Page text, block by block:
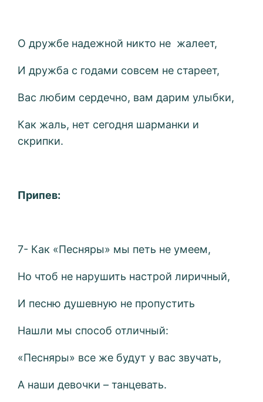
О дружбе надежной никто не жалеет,
И дружба с годами совсем не стареет,
Вас любим сердечно, вам дарим улыбки,
Как жаль, нет сегодня шарманки и
скрипки.
Припев:
7- Как «Песняры» мы петь не умеем,
Но чтоб не нарушить настрой лиричный,
И песню душевную не пропустить
Нашли мы способ отличный:
«Песняры» все же будут у вас звучать,
А наши девочки – танцевать.